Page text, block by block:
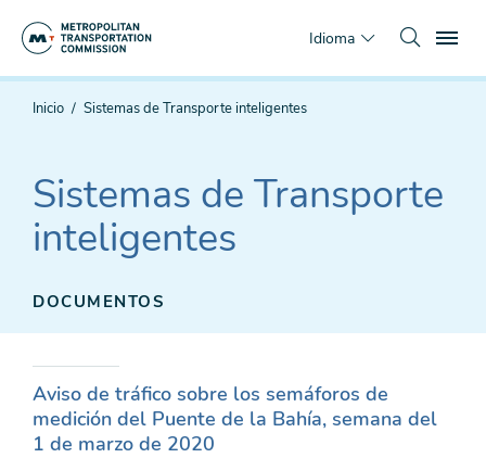
Idioma
Estás
Inicio Sistemas de Transporte inteligentes
Sistemas de Transporte
inteligentes
DOCUMENTOS
Aviso de tráfico sobre los semáforos de
medición del Puente de la Bahía, semana del
1 de marzo de 2020